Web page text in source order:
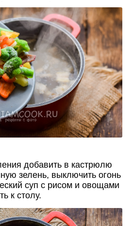
добавить в кастрюлю
зелень, выключить огонь
суп с рисом и овощами
к столу.